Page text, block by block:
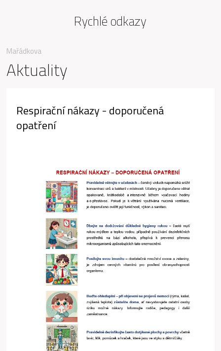
Mařádkova
Aktuality
Respirační nákazy - doporučená
opatření
Rychlé odkazy